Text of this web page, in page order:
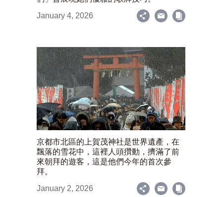
January 4, 2026
京都市北區的上賀茂神社是世界遺產，在
飄落的雪花中，這裡人頭攢動，擠滿了前
來朝拜的遊客，這是他們今年的首次參
拜。
January 2, 2026